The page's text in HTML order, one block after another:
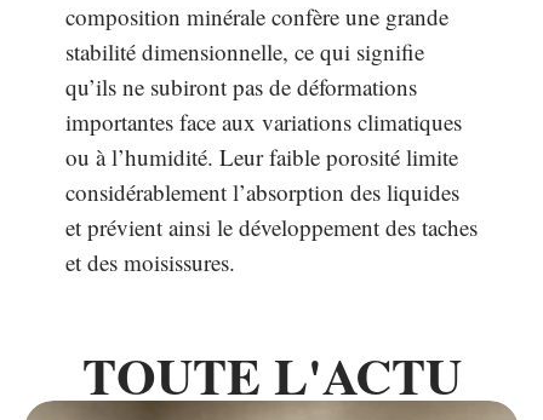
composition minérale confère une grande
stabilité dimensionnelle, ce qui signifie
qu’ils ne subiront pas de déformations
importantes face aux variations climatiques
ou à l’humidité. Leur faible porosité limite
considérablement l’absorption des liquides
et prévient ainsi le développement des taches
et des moisissures.
TOUTE L'ACTU